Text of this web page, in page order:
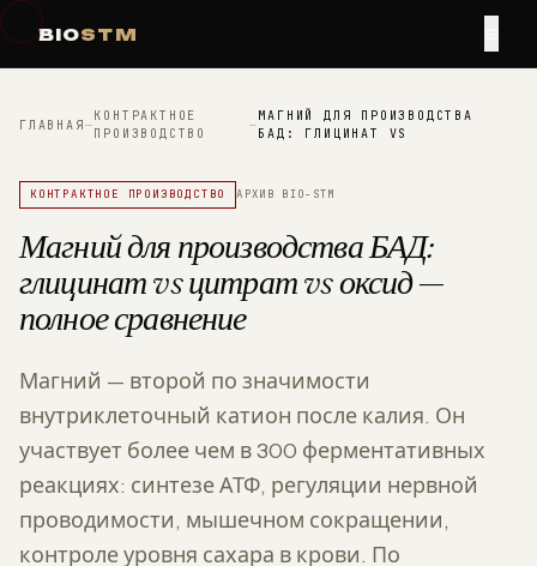
BIOSTM
ГЛАВНАЯ—
КОНТРАКТНОЕ
ПРОИЗВОДСТВО
—
МАГНИЙ ДЛЯ ПРОИЗВОДСТВА
БАД: ГЛИЦИНАТ VS
КОНТРАКТНОЕ ПРОИЗВОДСТВО АРХИВ BIO-STM
Магний для производства БАД:
глицинат vs цитрат vs оксид —
полное сравнение
Магний — второй по значимости
внутриклеточный катион после калия. Он
участвует более чем в 300 ферментативных
реакциях: синтезе АТФ, регуляции нервной
проводимости, мышечном сокращении,
контроле уровня сахара в крови. По